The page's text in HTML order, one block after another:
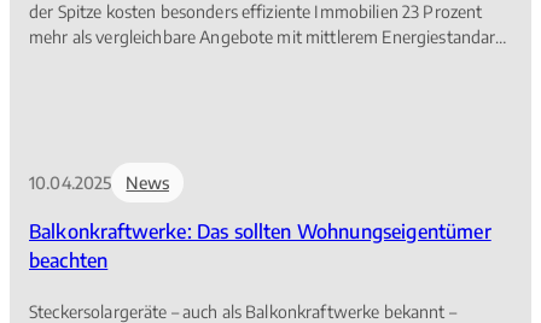
der Spitze kosten besonders effiziente Immobilien 23 Prozent
mehr als vergleichbare Angebote mit mittlerem Energiestandard.
10.04.2025 News
Balkonkraftwerke: Das sollten Wohnungseigentümer
beachten
Steckersolargeräte – auch als Balkonkraftwerke bekannt –